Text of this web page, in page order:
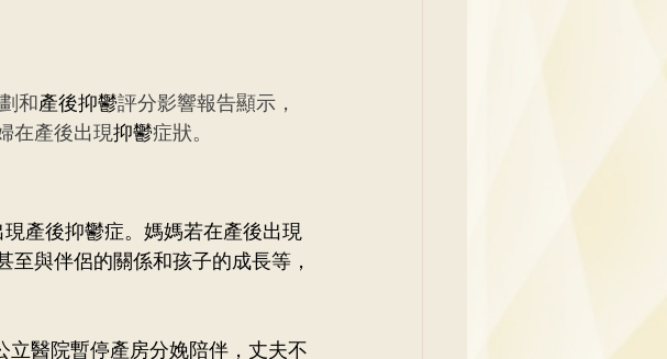
和產後抑鬱評分影響報告顯示，
在產後出現抑鬱症狀。
產後抑鬱症。媽媽若在產後出現
與伴侶的關係和孩子的成長等，
立醫院暫停產房分娩陪伴，丈夫不